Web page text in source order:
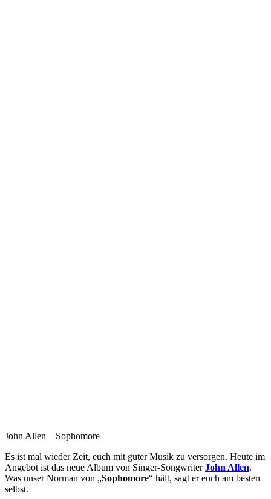
John Allen – Sophomore
Es ist mal wieder Zeit, euch mit guter Musik zu versorgen. Heute im
Angebot ist das neue Album von Singer-SongwriterJohn Allen.
Was unser Norman von „Sophomore“ hält, sagt er euch am besten
selbst.